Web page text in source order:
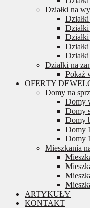
Działki na
Działki na
Pokaż
OFERTY
Domy na
Domy
Domy
Domy
Domy
Domy
Mieszkania
ARTYKUŁY
KONTAKT